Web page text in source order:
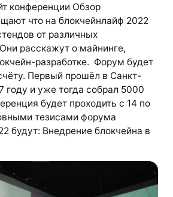
конференции Обзор
что на блокчейнлайф 2022
от различных
расскажут о майнинге,
разработке. Форум будет
Первый прошёл в Санкт-
году и уже тогда собрал 5000
будет проходить с 14 по
тезисами форума
будут: Внедрение блокчейна в